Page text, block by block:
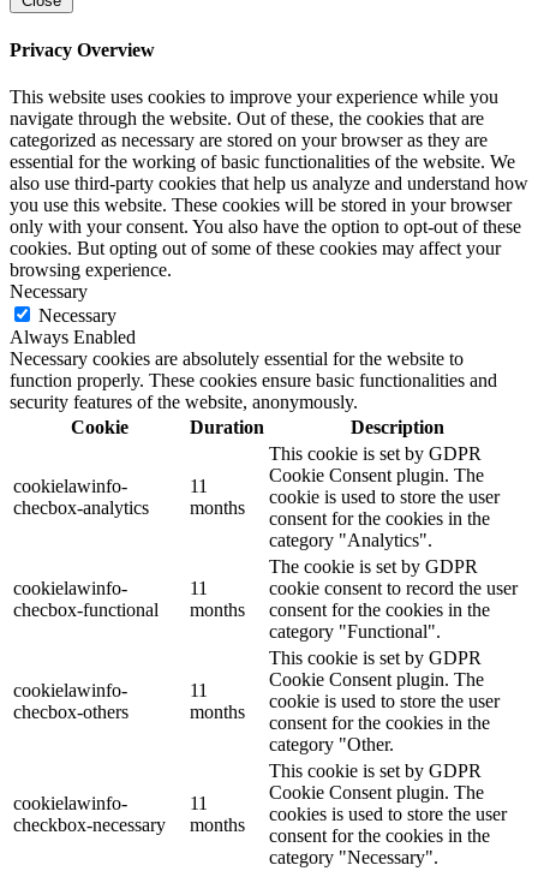
Privacy Overview
This website uses cookies to improve your experience while you
navigate through the website. Out of these, the cookies that are
categorized as necessary are stored on your browser as they are
essential for the working of basic functionalities of the website. We
also use third-party cookies that help us analyze and understand how
you use this website. These cookies will be stored in your browser
only with your consent. You also have the option to opt-out of these
cookies. But opting out of some of these cookies may affect your
browsing experience.
Necessary
Necessary
Always Enabled
Necessary cookies are absolutely essential for the website to
function properly. These cookies ensure basic functionalities and
security features of the website, anonymously.
Cookie
Duration Description
cookielawinfo-
checbox-analytics
11
months
This cookie is set by GDPR
Cookie Consent plugin. The
cookie is used to store the user
consent for the cookies in the
category "Analytics".
cookielawinfo-
checbox-functional
11
months
The cookie is set by GDPR
cookie consent to record the user
consent for the cookies in the
category "Functional".
cookielawinfo-
checbox-others
11
months
This cookie is set by GDPR
Cookie Consent plugin. The
cookie is used to store the user
consent for the cookies in the
category "Other.
cookielawinfo-
checkbox-necessary
11
months
This cookie is set by GDPR
Cookie Consent plugin. The
cookies is used to store the user
consent for the cookies in the
category "Necessary".